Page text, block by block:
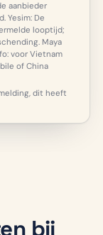
aanbieder
Yesim: De
looptijd;
Maya
voor Vietnam
of China
dit heeft
bij